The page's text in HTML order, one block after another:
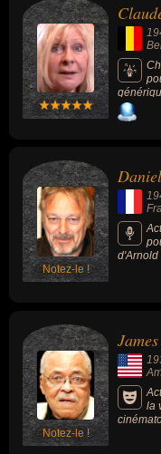
de
ans,
Notez-le !
d'Arnold
Notez-le !
la
animé)